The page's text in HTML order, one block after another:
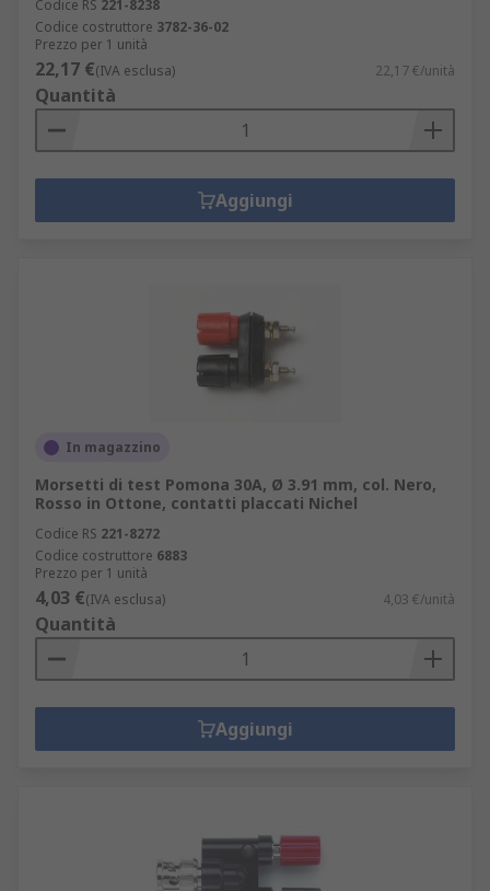
Codice RS 221-8238
Codice costruttore 3782-36-02
Prezzo per 1 unità
22,17 €(IVA esclusa) 22,17 €/unità
Quantità
Aggiungi
In magazzino
Morsetti di test Pomona 30A, Ø 3.91 mm, col. Nero,
Rosso in Ottone, contatti placcati Nichel
Codice RS 221-8272
Codice costruttore 6883
Prezzo per 1 unità
4,03 €(IVA esclusa) 4,03 €/unità
Quantità
Aggiungi